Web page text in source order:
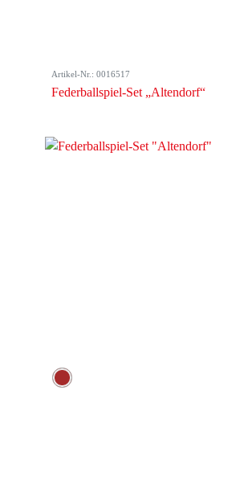
Artikel-Nr.: 0016517
Federballspiel-Set „Altendorf“